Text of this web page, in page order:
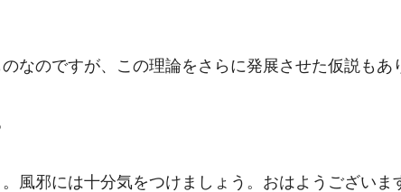
なのですが、この理論をさらに発展させた仮説もあ
風邪には十分気をつけましょう。おはようございま